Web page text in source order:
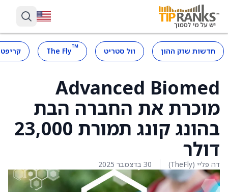
חדשות שוק ההון וול סטריט ™
The Fly
Advanced Biomed
מוכרת את החברה הבת
בהונג קונג תמורת 23,000
דולר
דה פליי (TheFly) 30 בדצמבר 2025